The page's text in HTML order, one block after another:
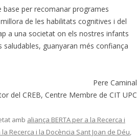
base per recomanar programes
de les habilitats cognitives i del
a una societat on els nostres infants
guanyaran més confiança
Pere Caminal
del CREB, Centre Membre de CIT UPC
amb aliança BERTA per a la Recerca i
Recerca i la Docència Sant Joan de Déu,